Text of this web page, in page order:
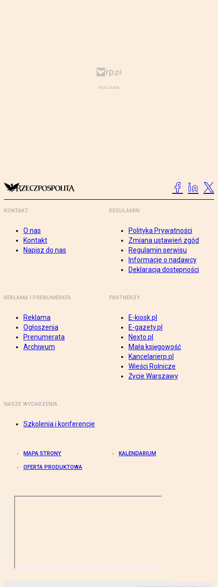
KONTAKT
O nas
Kontakt
Napisz do nas
REGULAMIN
Polityka Prywatności
Zmiana ustawień zgód
Regulamin serwisu
Informacje o nadawcy
Deklaracja dostępności
REKLAMA I PRENUMERATA
Reklama
Ogłoszenia
Prenumerata
Archiwum
PARTNERZY
E-kiosk.pl
E-gazety.pl
Nexto.pl
Mała księgowość
Kancelarierp.pl
Wieści Rolnicze
Życie Warszawy
NASZE WYDARZENIA
Szkolenia i konferencje
MAPA STRONY KALENDARIUM
OFERTA PRODUKTOWA